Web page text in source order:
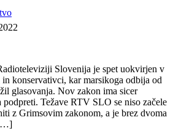
Slovenija je spet uokvirjen v
konservativci, kar marsikoga odbija od
glasovanja. Nov zakon ima sicer
podpreti. Težave RTV SLO se niso začele
z Grimsovim zakonom, a je brez dvoma
[…]